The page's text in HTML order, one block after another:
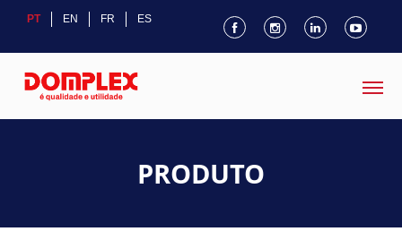
PT EN FR ES
PRODUTO